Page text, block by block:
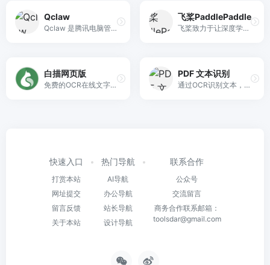
Qclaw
Qclaw 是腾讯电脑管家出品的个人 AI 助手，支持通过微信远程操控电脑，实现自动整理资料、搜论文、改文档及 GitHub 自动开发等高效任务。
飞桨PaddlePaddle
飞桨致力于让深度学习技术的创新与应用更简单。具有以下特点：同时支持动态图和静态图，兼顾灵活性和效率；精选应用效果最佳算法模型并提供官方支持；真正源于产业实践，提供业界最强的超大规模并行深度学习能力；推理引擎一体化设计，提供训练到多端推理的无缝对接；唯一提供系统化技术服务与支持的深度学习平台
白描网页版
免费的OCR在线文字识别网站
PDF 文本识别
通过OCR识别文本，并创建可搜索的PDF文件。
快速入口
打赏本站
网址提交
留言反馈
关于本站
热门导航
AI导航
办公导航
站长导航
设计导航
联系合作
公众号
交流留言
商务合作联系邮箱：
toolsdar@gmail.com